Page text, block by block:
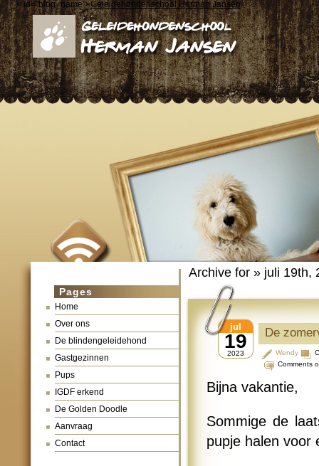
< id="blog_name">Geleidehondenschool Herman Jansen
Pages
Home
Over ons
De blindengeleidehond
Gastgezinnen
Pups
IGDF erkend
De Golden Doodle
Aanvraag
Contact
Archive for » juli 19th,
De
19
jul
2023 Wendy
Comments
Bijna vakantie,
Sommige de
pupje halen voor